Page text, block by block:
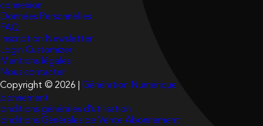
connexion
Données Personnelles
FAQ
Inscription Newsletter
Login Customizer
Mentions légales
Nous contacter
Copyright © 2026 | Génération Numérique
générales d’utilisation
Générales de Vente Abonnement